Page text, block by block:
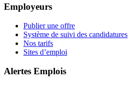
Employeurs
Publier une offre
Système de suivi des candidatures
Nos tarifs
Sites d’emploi
Alertes Emplois